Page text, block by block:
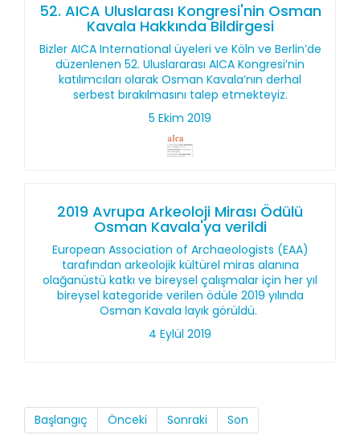
52. AICA Uluslarası Kongresi'nin Osman
Kavala Hakkında Bildirgesi
Bizler AICA International üyeleri ve Köln ve Berlin’de
düzenlenen 52. Uluslararası AICA Kongresi’nin
katılımcıları olarak Osman Kavala’nın derhal
serbest bırakılmasını talep etmekteyiz.
5 Ekim 2019
2019 Avrupa Arkeoloji Mirası Ödülü
Osman Kavala'ya verildi
European Association of Archaeologists (EAA)
tarafından arkeolojik kültürel miras alanına
olağanüstü katkı ve bireysel çalışmalar için her yıl
bireysel kategoride verilen ödüle 2019 yılında
Osman Kavala layık görüldü.
4 Eylül 2019
Başlangıç Önceki Sonraki Son